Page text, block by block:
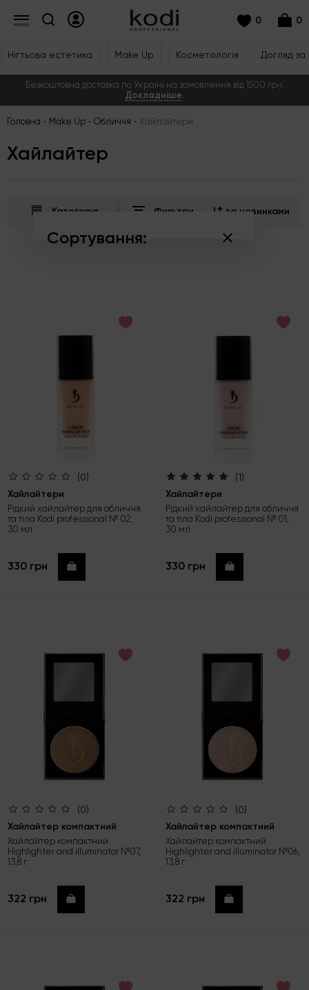
0 0
Нігтьова естетика Make Up Косметологія Догляд
Безкоштовна доставка по Україні на замовлення від 1500 грн.
Докладніше.
Головна Make Up Обличчя Хайлайтери
Хайлайтер
Категорія Фильтри за новинками
Сортування:
за зростанням ціни
за новинками
(0)
Хайлайтери
Рідкий хайлайтер для обличчя
та тіла Kodi professional № 02,
30 мл
330 грн Купити
(1)
Хайлайтери
Рідкий хайлайтер для обличчя
та тіла Kodi professional № 01,
30 мл
330 грн Купити
(0)
Хайлайтер компактний
Хайлайтер компактний
Highlighter and illuminator №07,
13,8 г
322 грн Купити
(0)
Хайлайтер компактний
Хайлайтер компактний
Highlighter and illuminator №06,
13,8 г
322 грн Купити